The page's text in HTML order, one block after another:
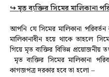
↪ মৃত ব্যক্তির সিমের মালিকানা
আপনি যে সিমের মালিকানা
মালিকানাধীন হয়ে থাকে তাহলে
গিয়ে মৃত ব্যক্তির বিভিন্ন প্রয়োজনীয়
মৃত ব্যক্তির সিমের মালিকানা
কাগজপত্র দরকার হবে তা হলো –